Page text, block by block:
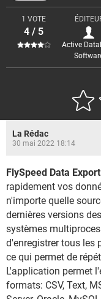
1 VOTE
4 / 5
Active
La Rédac
30 mai 2022 18:14
FlySpeed Data Export
rapidement vos
n'importe quelle
dernières versions
systèmes
d'enregistrer tous les
ce qui permet de
L'application permet
formats: CSV, Text,